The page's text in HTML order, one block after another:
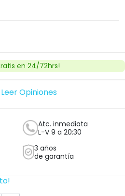
en 24/72hrs!
Leer Opiniones
Atc. inmediata
L-V 9 a 20:30
3 años
de garantía